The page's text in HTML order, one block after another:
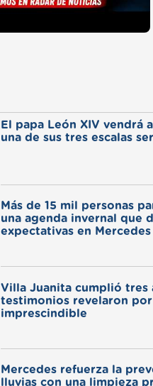
El papa León XIV vendrá
una de sus tres escalas
Más de 15 mil personas
una agenda invernal que
expectativas en Mercedes
Villa Juanita cumplió tres
testimonios revelaron
imprescindible
Mercedes refuerza la
lluvias con una limpieza